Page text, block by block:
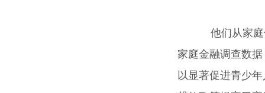
他们从家庭
家庭金融调查数
以显著促进青少